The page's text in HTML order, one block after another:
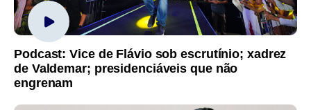
Podcast: Vice de Flávio sob escrutínio; xadrez
de Valdemar; presidenciáveis que não
engrenam